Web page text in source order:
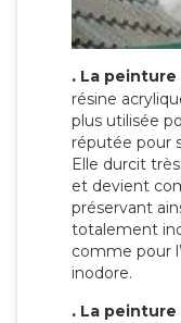
. La peinture
résine
plus utilisée
réputée pour
Elle durcit
et devient
préservant
totalement
comme pour
inodore.
. La